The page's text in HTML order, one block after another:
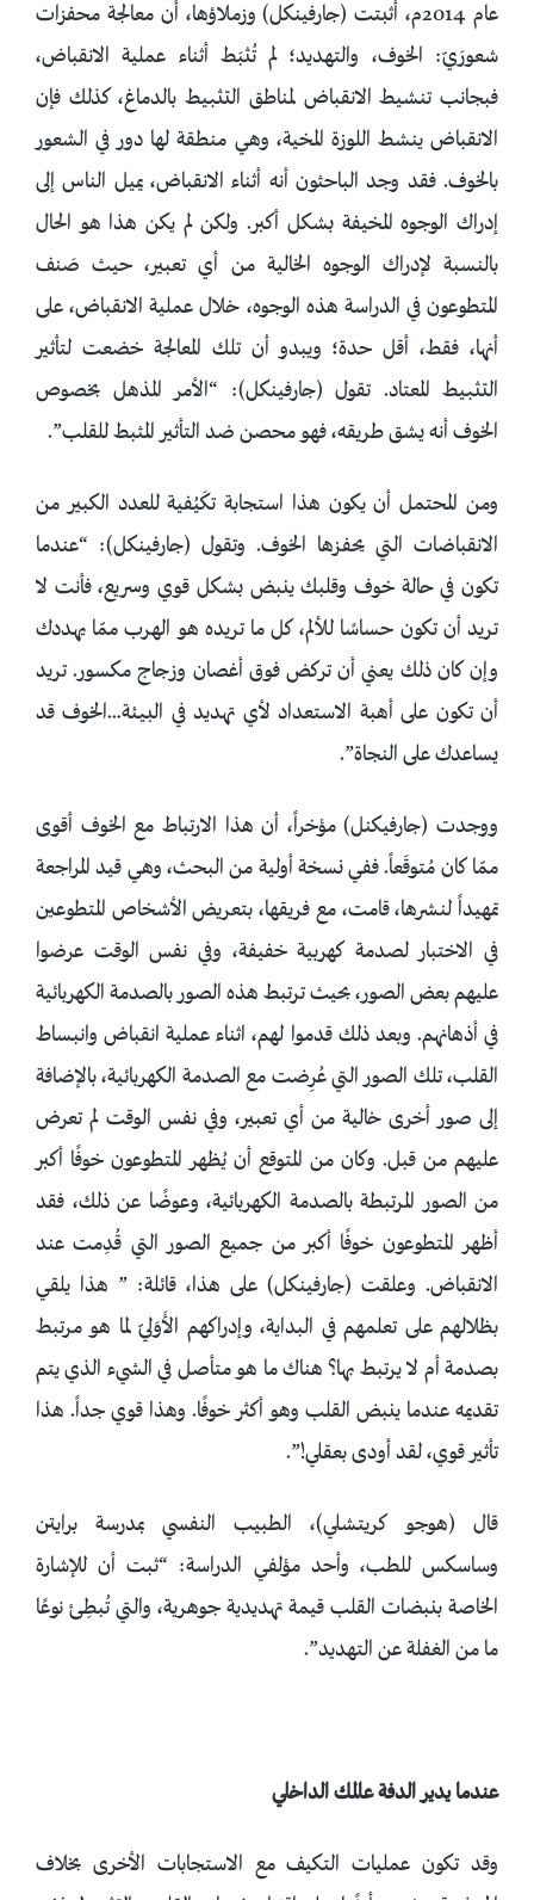
عام 2014م، أثبتت (جارفينكل) وزملاؤها، أن معالجة محفزات
شعورَيّ: الخوف، والتهديد؛ لم تُثبَط أثناء عملية الانقباض،
فبجانب تنشيط الانقباض لمناطق التثبيط بالدماغ، كذلك فإن
الانقباض ينشط اللوزة المخية، وهي منطقة لها دور في الشعور
بالخوف. فقد وجد الباحثون أنه أثناء الانقباض، يميل الناس إلى
إدراك الوجوه المخيفة بشكل أكبر. ولكن لم يكن هذا هو الحال
بالنسبة لإدراك الوجوه الخالية من أي تعبير، حيث صَنف
المتطوعون في الدراسة هذه الوجوه، خلال عملية الانقباض، على
أنها، فقط، أقل حدة؛ ويبدو أن تلك المعالجة خضعت لتأثير
التثبيط المعتاد. تقول (جارفينكل): “الأمر المذهل بخصوص
الخوف أنه يشق طريقه، فهو محصن ضد التأثير المثبط للقلب”.
ومن المحتمل أن يكون هذا استجابة تكَيُفية للعدد الكبير من
الانقباضات التي يحفزها الخوف. وتقول (جارفينكل): “عندما
تكون في حالة خوف وقلبك ينبض بشكل قوي وسريع، فأنت لا
تريد أن تكون حساسًا للألم، كل ما تريده هو الهرب ممّا يهددك
وإن كان ذلك يعني أن تركض فوق أغصان وزجاج مكسور. تريد
أن تكون على أهبة الاستعداد لأي تهديد في البيئة…الخوف قد
يساعدك على النجاة”.
ووجدت (جارفيكنل) مؤخراً، أن هذا الارتباط مع الخوف أقوى
ممّا كان مُتوقَعاً. ففي نسخة أولية من البحث، وهي قيد المراجعة
تمهيداً لنشرها، قامت، مع فريقها، بتعريض الأشخاص المتطوعين
في الاختبار لصدمة كهربية خفيفة، وفي نفس الوقت عرضوا
عليهم بعض الصور، بحيث ترتبط هذه الصور بالصدمة الكهربائية
في أذهانهم. وبعد ذلك قدموا لهم، اثناء عملية انقباض وانبساط
القلب، تلك الصور التي عُرِضت مع الصدمة الكهربائية، بالإضافة
إلى صور أخرى خالية من أي تعبير، وفي نفس الوقت لم تعرض
عليهم من قبل. وكان من المتوقع أن يُظهر المتطوعون خوفًا أكبر
من الصور المرتبطة بالصدمة الكهربائية، وعوضًا عن ذلك، فقد
أظهر المتطوعون خوفًا أكبر من جميع الصور التي قُدِمت عند
الانقباض. وعلقت (جارفينكل) على هذا، قائلة: ” هذا يلقي
بظلالهم على تعلمهم في البداية، وإدراكهم الأَوَليّ لما هو مرتبط
بصدمة أم لا يرتبط بها؟ هناك ما هو متأصل في الشيء الذي يتم
تقديمه عندما ينبض القلب وهو أكثر خوفًا. وهذا قوي جداً. هذا
تأثير قوي، لقد أودى بعقلي!”.
قال (هوجو كريتشلي)، الطبيب النفسي بمدرسة برايتن
وساسكس للطب، وأحد مؤلفي الدراسة: “ثبت أن للإشارة
الخاصة بنبضات القلب قيمة تهديدية جوهرية، والتي تُبطِئ نوعًا
ما من الغفلة عن التهديد”.
عندما يدير الدفة عالمك الداخلي
وقد تكون عمليات التكيف مع الاستجابات الأخرى بخلاف